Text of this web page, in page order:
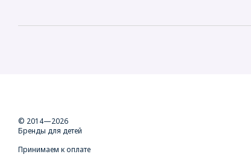
© 2014—2026
Бренды для детей
Принимаем к оплате